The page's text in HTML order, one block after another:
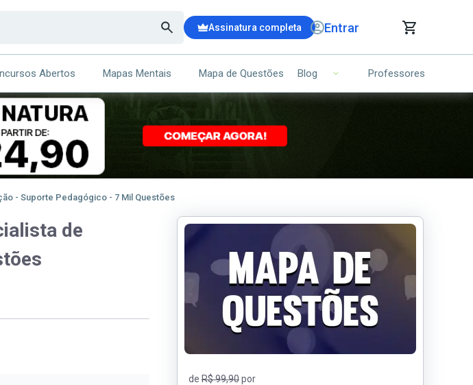
Assinatura completa Entrar
CARRINHO DE COMPRAS
ITENS (00)
Ops!
Seu carrinho ainda está vazio.
Abertos Mapas Mentais Mapa de Questões Blog Professores
- Suporte Pedagógico - 7 Mil Questões
de
de R$ 99,90por